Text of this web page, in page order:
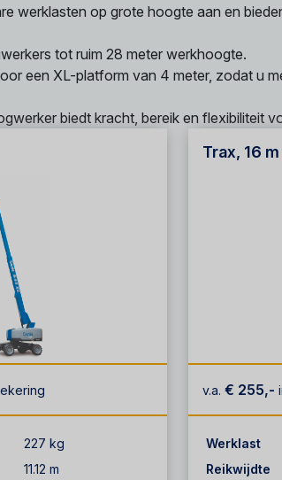
werklasten op grote hoogte aan en
tot ruim 28 meter werkhoogte.
een XL-platform van 4 meter, zodat u
biedt kracht, bereik en flexibiliteit
227 kg
11.12 m
Trax, 16 m
v.a. € 255,-
Werklast
Reikwijdte